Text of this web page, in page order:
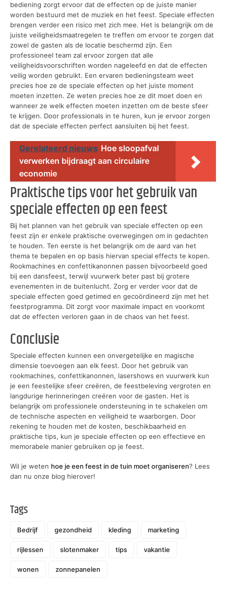
bediening zorgt ervoor dat de effecten op de juiste manier
worden bestuurd met de muziek en het feest. Speciale effecten
brengen verder een risico met zich mee. Het is belangrijk om de
juiste veiligheidsmaatregelen te treffen om ervoor te zorgen dat
zowel de gasten als de locatie beschermd zijn. Een
professioneel team zal ervoor zorgen dat alle
veiligheidsvoorschriften worden nageleefd en dat de effecten
veilig worden gebruikt. Een ervaren bedieningsteam weet
precies hoe ze de speciale effecten op het juiste moment
moeten inzetten. Ze weten precies hoe ze dit moet doen en
wanneer ze welk effecten moeten inzetten om de beste sfeer
te krijgen. Door professionals in te huren, kun je ervoor zorgen
dat de speciale effecten perfect aansluiten bij het feest.
Gerelateerd nieuws Hoe sloopafval
verwerken bijdraagt aan circulaire
economie
Praktische tips voor het gebruik van
speciale effecten op een feest
Bij het plannen van het gebruik van speciale effecten op een
feest zijn er enkele praktische overwegingen om in gedachten
te houden. Ten eerste is het belangrijk om de aard van het
thema te bepalen en op basis hiervan special effects te kopen.
Rookmachines en confettikanonnen passen bijvoorbeeld goed
bij een dansfeest, terwijl vuurwerk beter past bij grotere
evenementen in de buitenlucht. Zorg er verder voor dat de
speciale effecten goed getimed en gecoördineerd zijn met het
feestprogramma. Dit zorgt voor maximale impact en voorkomt
dat de effecten verloren gaan in de chaos van het feest.
Conclusie
Speciale effecten kunnen een onvergetelijke en magische
dimensie toevoegen aan elk feest. Door het gebruik van
rookmachines, confettikanonnen, lasershows en vuurwerk kun
je een feestelijke sfeer creëren, de feestbeleving vergroten en
langdurige herinneringen creëren voor de gasten. Het is
belangrijk om professionele ondersteuning in te schakelen om
de technische aspecten en veiligheid te waarborgen. Door
rekening te houden met de kosten, beschikbaarheid en
praktische tips, kun je speciale effecten op een effectieve en
memorabele manier gebruiken op je feest.
Wil je weten hoe je een feest in de tuin moet organiseren? Lees
dan nu onze blog hierover!
Tags
Bedrijf gezondheid kleding marketing
rijlessen slotenmaker tips vakantie
wonen zonnepanelen